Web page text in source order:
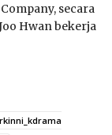
secara
Hwan bekerja